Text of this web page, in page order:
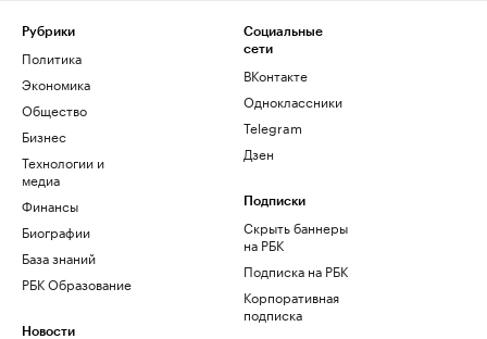
Рубрики
Политика
Экономика
Общество
Бизнес
Технологии и
медиа
Финансы
Биографии
База знаний
РБК Образование
Новости
Социальные
сети
ВКонтакте
Одноклассники
Telegram
Дзен
Подписки
Скрыть баннеры
на РБК
Подписка на РБК
Корпоративная
подписка